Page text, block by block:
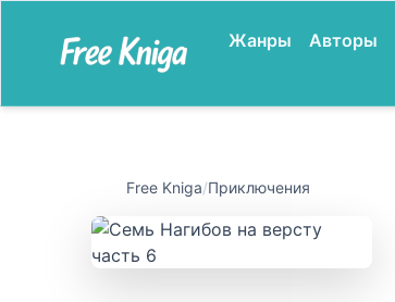
Жанры Авторы
Free Kniga/Приключения